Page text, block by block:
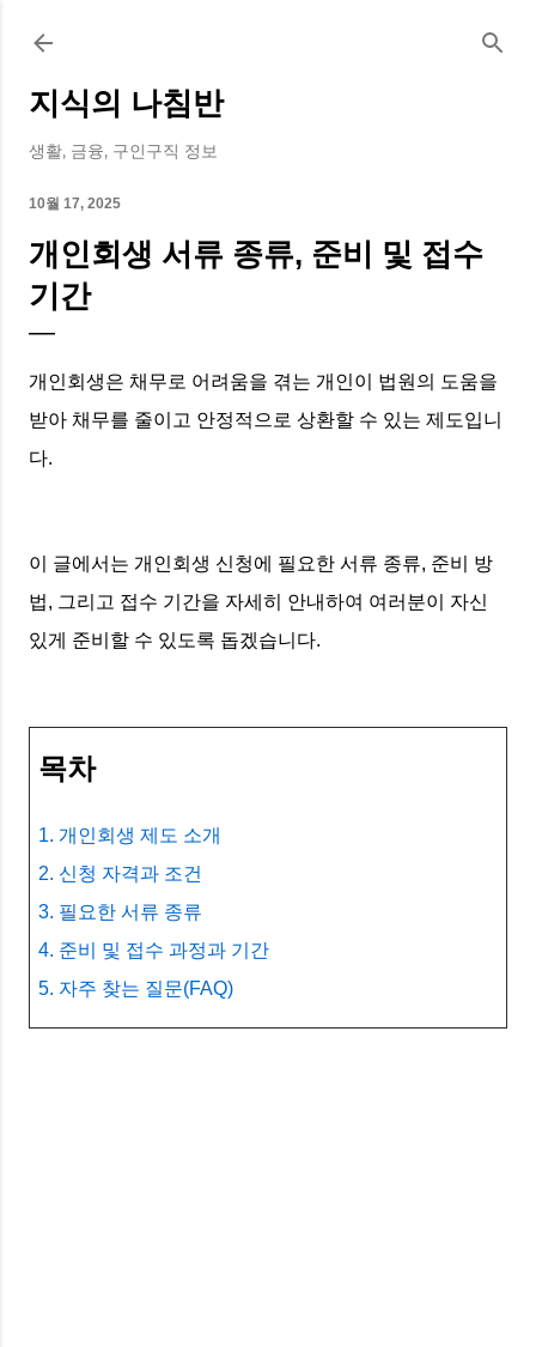
지식의 나침반
생활, 금융, 구인구직 정보
10월 17, 2025
개인회생 서류 종류, 준비 및 접수
기간
개인회생은 채무로 어려움을 겪는 개인이 법원의 도움을
받아 채무를 줄이고 안정적으로 상환할 수 있는 제도입니
다.
이 글에서는 개인회생 신청에 필요한 서류 종류, 준비 방
법, 그리고 접수 기간을 자세히 안내하여 여러분이 자신
있게 준비할 수 있도록 돕겠습니다.
목차
1. 개인회생 제도 소개
2. 신청 자격과 조건
3. 필요한 서류 종류
4. 준비 및 접수 과정과 기간
5. 자주 찾는 질문(FAQ)